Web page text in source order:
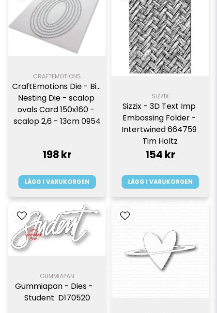
CRAFTEMOTIONS
CraftEmotions Die - Big
Nesting Die - scalop
ovals Card 150x160 -
scalop 2,6 - 13cm 0954
198 kr
LÄGG I VARUKORGEN
SIZZIX
Sizzix - 3D Text Imp
Embossing Folder -
Intertwined 664759
Tim Holtz
154 kr
LÄGG I VARUKORGEN
GUMMIAPAN
Gummiapan - Dies -
Student  D170520